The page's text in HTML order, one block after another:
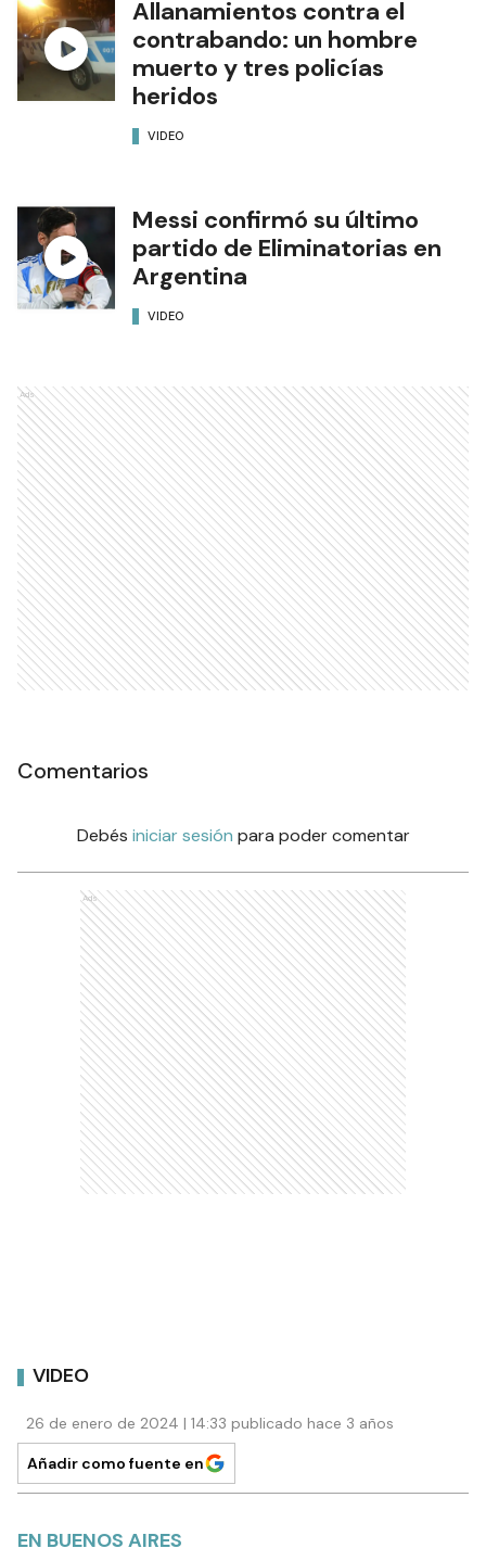
Allanamientos contra el
contrabando: un hombre
muerto y tres policías
heridos
VIDEO
Messi confirmó su último
partido de Eliminatorias en
Argentina
VIDEO
Ads
Comentarios
Debés iniciar sesión para poder comentar
Ads
VIDEO
26 de enero de 2024 | 14:33 publicado hace 3 años
Añadir como fuente en
EN BUENOS AIRES